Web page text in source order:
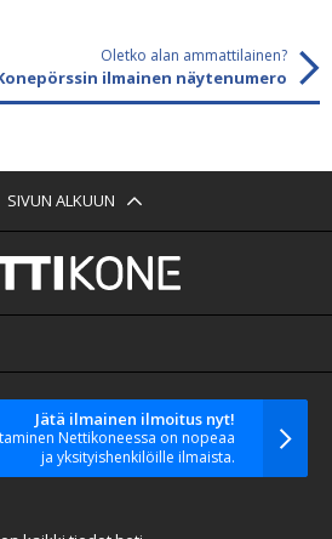
Oletko alan ammattilainen?
ilmainen näytenumero
SIVUN ALKUUN
Jätä ilmainen ilmoitus nyt!
Nettikoneessa on nopeaa
ja yksityishenkilöille ilmaista.